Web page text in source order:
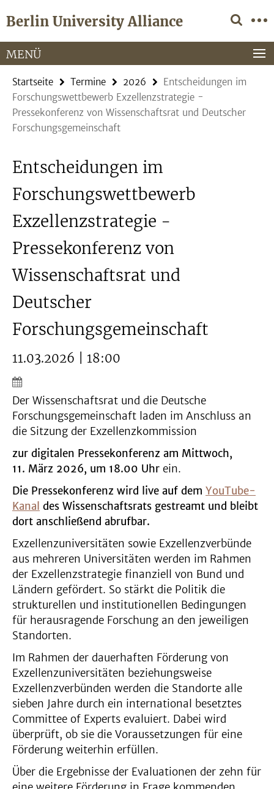
direkt
Inhalt
Berlin University Alliance
Service-
Navigation
MENÜ
Startseite Termine 2026
Entscheidungen im
Forschungswettbewerb Exzellenzstrategie -
Pressekonferenz von Wissenschaftsrat und Deutscher
Forschungsgemeinschaft
Entscheidungen im
Forschungswettbewerb
Exzellenzstrategie -
Pressekonferenz von
Wissenschaftsrat und
Deutscher
Forschungsgemeinschaft
11.03.2026 | 18:00
Der Wissenschaftsrat und die Deutsche
Forschungsgemeinschaft laden im Anschluss an
die Sitzung der Exzellenzkommission
zur digitalen Pressekonferenz am Mittwoch,
11. März 2026, um 18.00 Uhr ein.
Die Pressekonferenz wird live auf dem YouTube-
Kanal des Wissenschaftsrats gestreamt und bleibt
dort anschließend abrufbar.
Exzellenzuniversitäten sowie Exzellenzverbünde
aus mehreren Universitäten werden im Rahmen
der Exzellenzstrategie finanziell von Bund und
Ländern gefördert. So stärkt die Politik die
strukturellen und institutionellen Bedingungen
für herausragende Forschung an den jeweiligen
Standorten.
Im Rahmen der dauerhaften Förderung von
Exzellenzuniversitäten beziehungsweise
Exzellenzverbünden werden die Standorte alle
sieben Jahre durch ein international besetztes
Committee of Experts evaluiert. Dabei wird
überprüft, ob sie die Voraussetzungen für eine
Förderung weiterhin erfüllen.
Über die Ergebnisse der Evaluationen der zehn für